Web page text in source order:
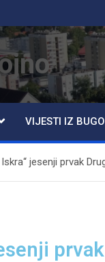
VIJESTI IZ
Iskra“ jesenji prvak